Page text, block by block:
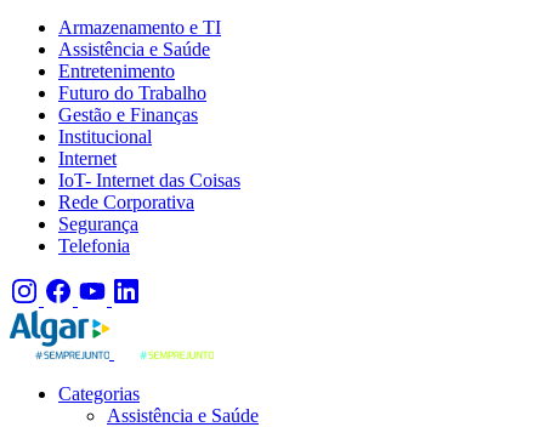
Armazenamento e TI
Assistência e Saúde
Entretenimento
Futuro do Trabalho
Gestão e Finanças
Institucional
Internet
IoT- Internet das Coisas
Rede Corporativa
Segurança
Telefonia
Categorias
Assistência e Saúde